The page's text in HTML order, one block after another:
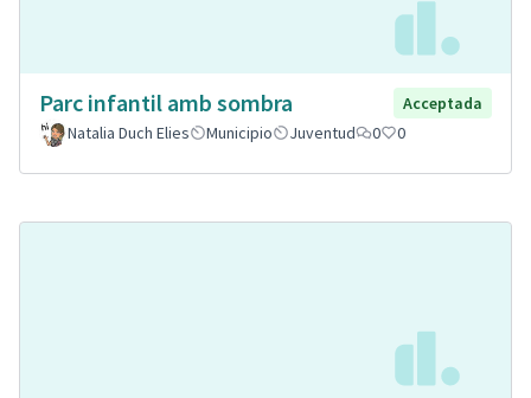
Parc infantil amb sombra
Acceptada
Natalia Duch Elies
Municipio Juventud 0 0